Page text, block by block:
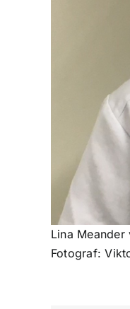
Lina
Fotograf: